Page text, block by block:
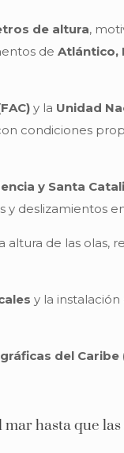
de altura,
deAtlántico,
y la Unidad
condiciones
y Santa
y deslizamientos
de las olas,
y la instalación
del Caribe
hasta que